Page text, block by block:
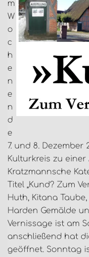
m
W
o
c
h
e
n
e
n
d
e
7. und 8.
Kulturkreis zu
Kratzmannsche
Titel „Kund? Zum
Huth, Kitana
Harden Gemälde
Vernissage ist am
anschließend hat
geöffnet. Sonntag